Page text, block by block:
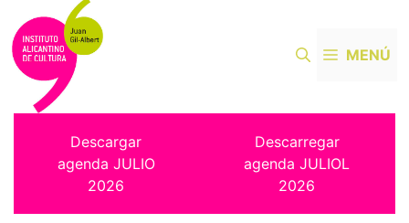
MENÚ
Descargar
agenda JULIO
2026
Descarregar
agenda JULIOL
2026